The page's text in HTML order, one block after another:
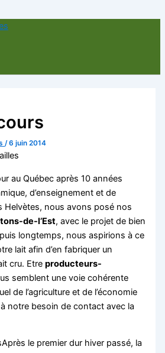
/6 juin 2014
au Québec après 10 années
d’enseignement et de
Helvètes, nous avons posé nos
de-l’Est, avec le projet de bien
longtemps, nous aspirions à ce
lait afin d’en fabriquer un
cru. Etreproducteurs-
semblent une voie cohérente
de l’agriculture et de l’économie
notre besoin de contact avec la
Après le premier dur hiver passé, la